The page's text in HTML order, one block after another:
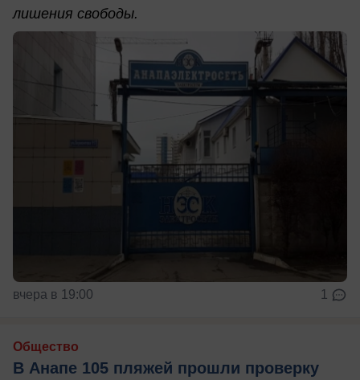
лишения свободы.
вчера в 19:00 1
Общество
В Анапе 105 пляжей прошли проверку